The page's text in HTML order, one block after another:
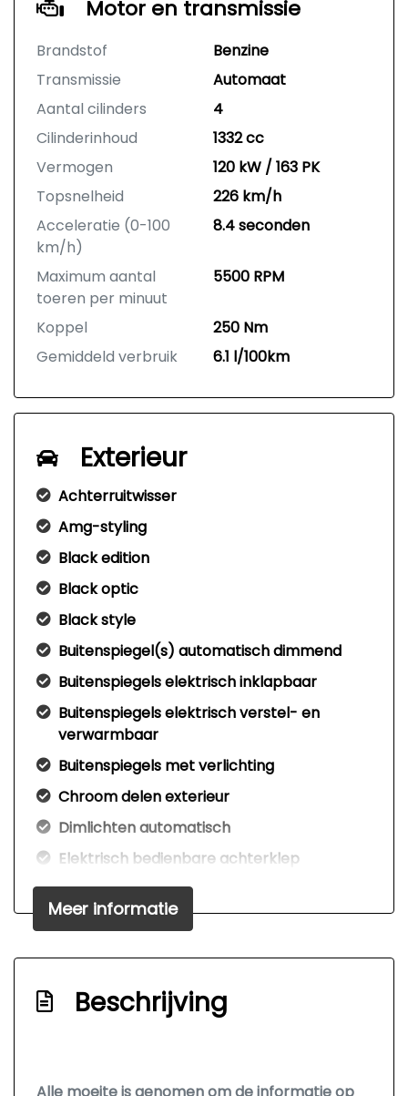
Motor en transmissie
Brandstof
Benzine
Transmissie
Automaat
Aantal cilinders
4
Cilinderinhoud
1332 cc
Vermogen
120 kW / 163 PK
Topsnelheid
226 km/h
Acceleratie (0-100
km/h)
8.4 seconden
Maximum aantal
toeren per minuut
5500 RPM
Koppel
250 Nm
Gemiddeld verbruik
6.1 l/100km
Exterieur
Achterruitwisser
Amg-styling
Black edition
Black optic
Black style
Buitenspiegel(s) automatisch dimmend
Buitenspiegels elektrisch inklapbaar
Buitenspiegels elektrisch verstel- en
verwarmbaar
Buitenspiegels met verlichting
Chroom delen exterieur
Dimlichten automatisch
Elektrisch bedienbare achterklep
Elektrisch glazen panorama-dak
Elektrische achterklep
Getint glas
Meer informatie
Beschrijving